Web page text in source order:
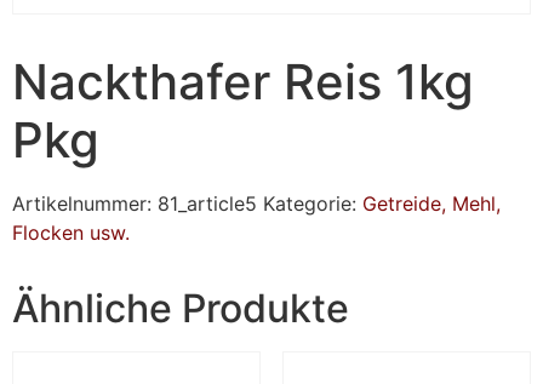
Nackthafer Reis 1kg
Pkg
Artikelnummer: 81_article5 Kategorie: Getreide, Mehl,
Flocken usw.
Ähnliche Produkte